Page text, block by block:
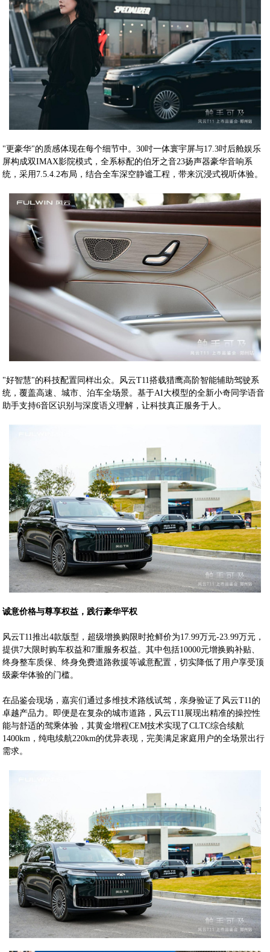
"更豪华"的质感体现在每个细节中。30吋一体寰宇屏与17.3吋后舱娱乐
屏构成双IMAX影院模式，全系标配的伯牙之音23扬声器豪华音响系
统，采用7.5.4.2布局，结合全车深空静谧工程，带来沉浸式视听体验。
"好智慧"的科技配置同样出众。风云T11搭载猎鹰高阶智能辅助驾驶系
统，覆盖高速、城市、泊车全场景。基于AI大模型的全新小奇同学语音
助手支持6音区识别与深度语义理解，让科技真正服务于人。
诚意价格与尊享权益，践行豪华平权
风云T11推出4款版型，超级增换购限时抢鲜价为17.99万元-23.99万元，
提供7大限时购车权益和7重服务权益。其中包括10000元增换购补贴、
终身整车质保、终身免费道路救援等诚意配置，切实降低了用户享受顶
级豪华体验的门槛。
在品鉴会现场，嘉宾们通过多维技术路线试驾，亲身验证了风云T11的
卓越产品力。即便是在复杂的城市道路，风云T11展现出精准的操控性
能与舒适的驾乘体验，其黄金增程CEM技术实现了CLTC综合续航
1400km，纯电续航220km的优异表现，完美满足家庭用户的全场景出行
需求。